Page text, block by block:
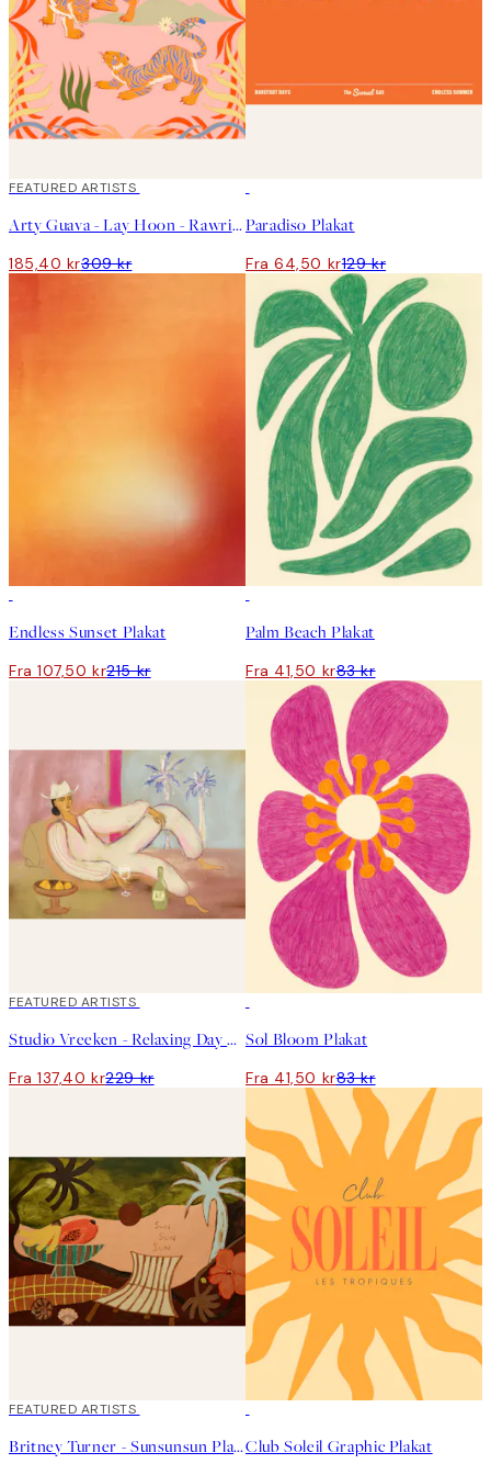
40%*
FEATURED ARTISTS
Arty Guava - Lay Hoon - Rawring Playmates Plakat
185,40 kr309 kr
Paradiso Plakat
Fra 64,50 kr129 kr
Endless Sunset Plakat
Fra 107,50 kr215 kr
Palm Beach Plakat
Fra 41,50 kr83 kr
40%*
FEATURED ARTISTS
Studio Vreeken - Relaxing Day No2 Plakat
Fra 137,40 kr229 kr
Sol Bloom Plakat
Fra 41,50 kr83 kr
40%*
FEATURED ARTISTS
Britney Turner - Sunsunsun PlakatClub Soleil Graphic Plakat